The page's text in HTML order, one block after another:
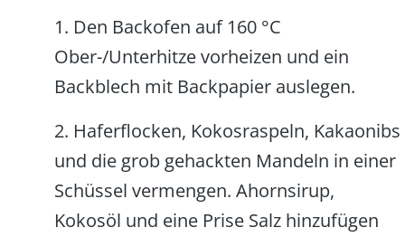
1. Den Backofen auf 160 °C
Ober-/Unterhitze vorheizen und ein
Backblech mit Backpapier auslegen.
2. Haferflocken, Kokosraspeln, Kakaonibs
und die grob gehackten Mandeln in einer
Schüssel vermengen. Ahornsirup,
Kokosöl und eine Prise Salz hinzufügen